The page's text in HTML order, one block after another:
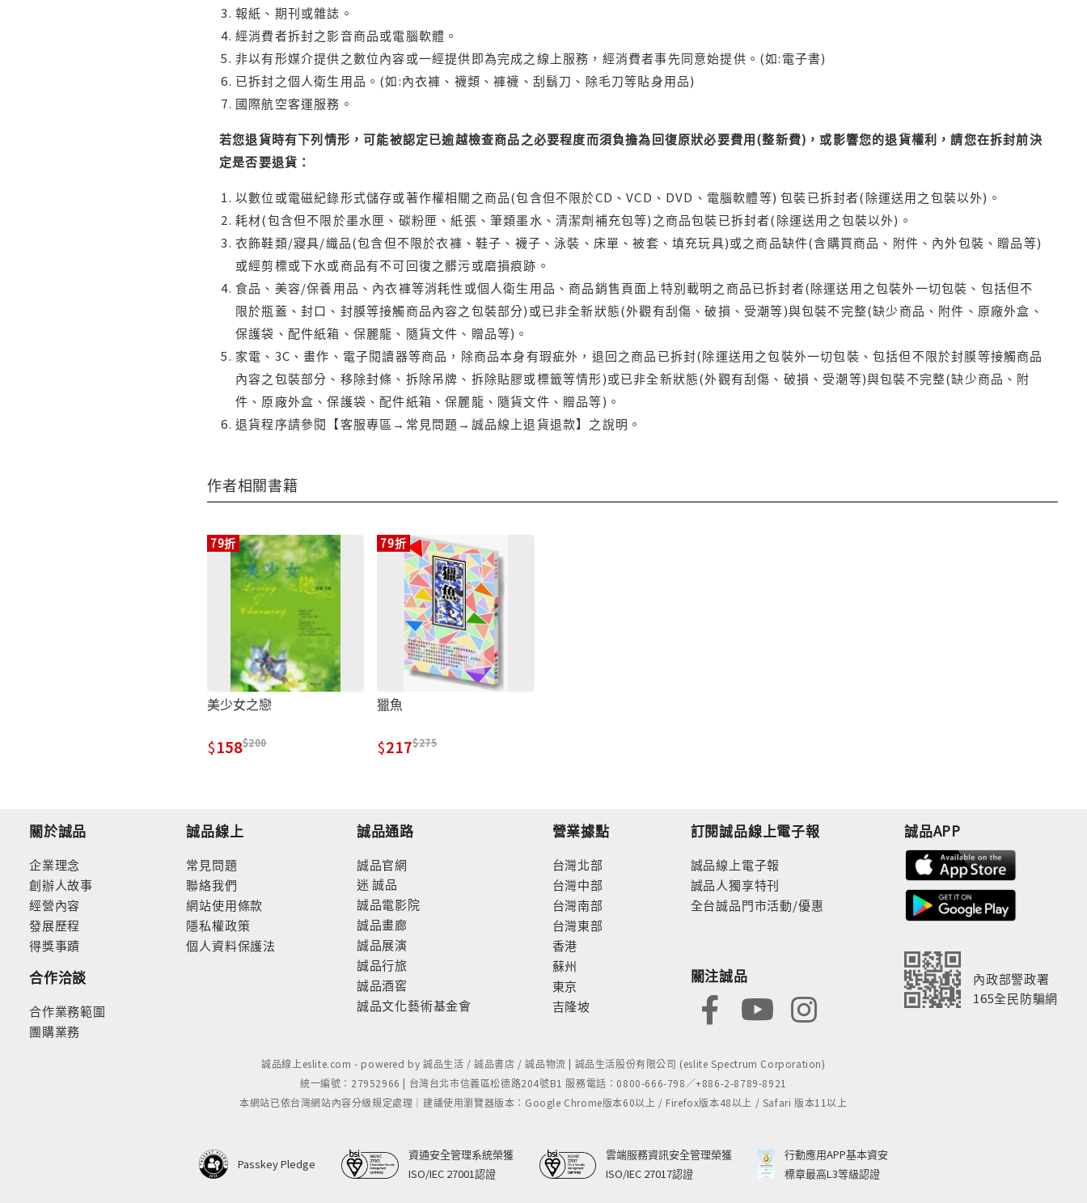
報紙、期刊或雜誌。
經消費者拆封之影音商品或電腦軟體。
非以有形媒介提供之數位內容或一經提供即為完成之線上服務，經消費者事先同意始提供。(如:電子書)
已拆封之個人衛生用品。(如:內衣褲、襪類、褲襪、刮鬍刀、除毛刀等貼身用品)
國際航空客運服務。
若您退貨時有下列情形，可能被認定已逾越檢查商品之必要程度而須負擔為回復原狀必要費用(整新費)，或影響您的退貨權利，請您在拆封前決
定是否要退貨：
以數位或電磁紀錄形式儲存或著作權相關之商品(包含但不限於CD、VCD、DVD、電腦軟體等) 包裝已拆封者(除運送用之包裝以外)。
耗材(包含但不限於墨水匣、碳粉匣、紙張、筆類墨水、清潔劑補充包等)之商品包裝已拆封者(除運送用之包裝以外)。
衣飾鞋類/寢具/織品(包含但不限於衣褲、鞋子、襪子、泳裝、床單、被套、填充玩具)或之商品缺件(含購買商品、附件、內外包裝、贈品等)
或經剪標或下水或商品有不可回復之髒污或磨損痕跡。
食品、美容/保養用品、內衣褲等消耗性或個人衛生用品、商品銷售頁面上特別載明之商品已拆封者(除運送用之包裝外一切包裝、包括但不
限於瓶蓋、封口、封膜等接觸商品內容之包裝部分)或已非全新狀態(外觀有刮傷、破損、受潮等)與包裝不完整(缺少商品、附件、原廠外盒、
保護袋、配件紙箱、保麗龍、隨貨文件、贈品等)。
家電、3C、畫作、電子閱讀器等商品，除商品本身有瑕疵外，退回之商品已拆封(除運送用之包裝外一切包裝、包括但不限於封膜等接觸商品
內容之包裝部分、移除封條、拆除吊牌、拆除貼膠或標籤等情形)或已非全新狀態(外觀有刮傷、破損、受潮等)與包裝不完整(缺少商品、附
件、原廠外盒、保護袋、配件紙箱、保麗龍、隨貨文件、贈品等)。
退貨程序請參閱【客服專區→常見問題→誠品線上退貨退款】之說明。
作者相關書籍
79折
美少女之戀
158 200
79折
獵魚
217 275
關於誠品
企業理念
創辦人故事
經營內容
發展歷程
得獎事蹟
合作洽談
合作業務範圍
團購業務
誠品線上
常見問題
聯絡我們
網站使用條款
隱私權政策
個人資料保護法
誠品通路
誠品官網
迷 誠品
誠品電影院
誠品畫廊
誠品展演
誠品行旅
誠品酒窖
誠品文化藝術基金會
營業據點
台灣北部
台灣中部
台灣南部
台灣東部
香港
蘇州
東京
吉隆坡
訂閱誠品線上電子報
誠品線上電子報
誠品人獨享特刊
全台誠品門市活動/優惠
關注誠品
誠品APP
內政部警政署
165全民防騙網
誠品線上eslite.com - powered by 誠品生活 / 誠品書店 / 誠品物流 | 誠品生活股份有限公司 (eslite Spectrum Corporation)
統一編號：27952966 | 台灣台北市信義區松德路204號B1 服務電話：0800-666-798／+886-2-8789-8921
本網站已依台灣網站內容分級規定處理｜建議使用瀏覽器版本：Google Chrome版本60以上 / Firefox版本48以上 / Safari 版本11以上
Passkey Pledge
資通安全管理系統榮獲
ISO/IEC 27001認證
雲端服務資訊安全管理榮獲
ISO/IEC 27017認證
行動應用APP基本資安
標章最高L3等級認證